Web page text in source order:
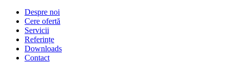
Despre noi
Cere ofertă
Servicii
Referințe
Downloads
Contact